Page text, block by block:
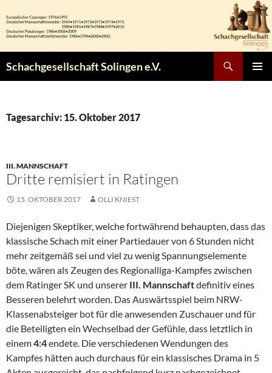
Inhalt
springen
Schachgesellschaft Solingen e.V.
Tagesarchiv: 15. Oktober 2017
III. MANNSCHAFT
Dritte remisiert in Ratingen
15. OKTOBER 2017 OLLI KNIEST
Diejenigen Skeptiker, welche fortwährend behaupten, dass das
klassische Schach mit einer Partiedauer von 6 Stunden nicht
mehr zeitgemäß sei und viel zu wenig Spannungselemente
böte, wären als Zeugen des Regionalliga-Kampfes zwischen
dem Ratinger SK und unserer III. Mannschaftdefinitiv eines
Besseren belehrt worden. Das Auswärtsspiel beim NRW-
Klassenabsteiger bot für die anwesenden Zuschauer und für
die Beteiligten ein Wechselbad der Gefühle, dass letztlich in
einem4:4endete. Die verschiedenen Wendungen des
Kampfes hätten auch durchaus für ein klassisches Drama in 5